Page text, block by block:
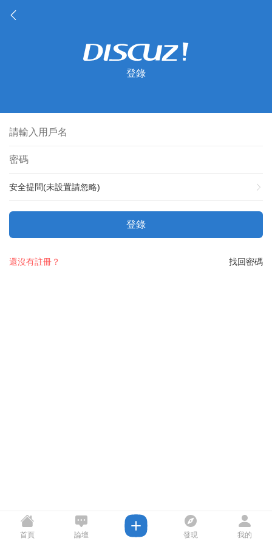
登錄
安全提問(未設置請忽略)
登錄
找回密碼
還沒有註冊？
首頁 論壇 發現 我的